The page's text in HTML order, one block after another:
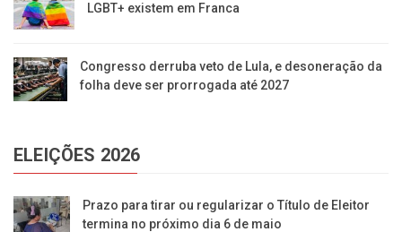
LGBT+ existem em Franca
Congresso derruba veto de Lula, e desoneração da
folha deve ser prorrogada até 2027
ELEIÇÕES 2026
Prazo para tirar ou regularizar o Título de Eleitor
termina no próximo dia 6 de maio